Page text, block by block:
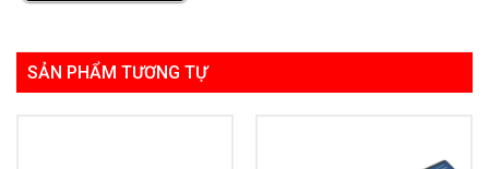
SẢN PHẨM TƯƠNG TỰ